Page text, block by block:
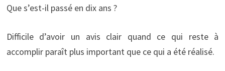
Que s’est-il passé en dix ans ?
Difficile d’avoir un avis clair quand ce qui reste à
accomplir paraît plus important que ce qui a été réalisé.